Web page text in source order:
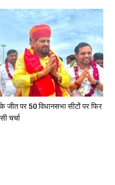
जीत पर 50 विधानसभा सीटों पर फिर
चर्चा